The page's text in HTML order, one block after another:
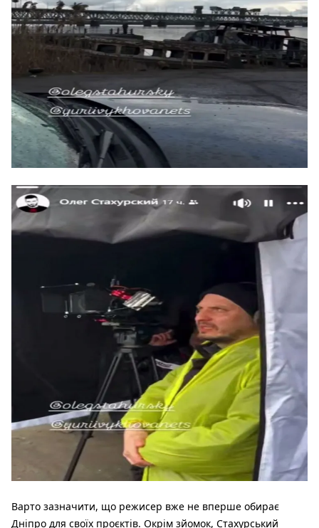
Варто зазначити, що режисер вже не вперше обирає
Дніпро для своїх проєктів. Окрім зйомок, Стахурський